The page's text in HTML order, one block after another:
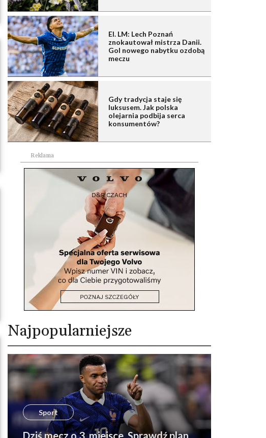
El. LM: Lech Poznań
znokautował mistrza Danii.
Gol nowego nabytku ozdobą
meczu
Gdy tradycja staje się
luksusem. Jak polska
olejarnia podbija serca
konsumentów?
Reklama
Najpopularniejsze
Sport
Dziś mecz o 3. miejsce. Sprawdź plan